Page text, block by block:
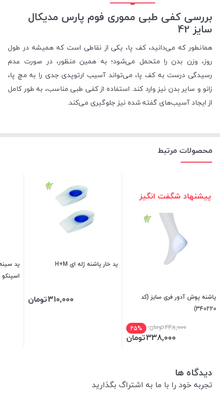
بررسی کفی طبی مموری فوم پارس مدیکال
سایز 42
همانطور که می‌دانید، کف پا، یکی از نقاطی است که همیشه در طول
روز، وزن بدن را متحمل می‌شود؛ به همین منظور، در صورت عدم
رسیدگی درست به کف پا، می‌تواند آسیب ارتوپدی جدی را به مچ پا،
زانو و سایر بدن نیز وارد کند. استفاده از کفی طبی مناسب، به طور کامل
از ایجاد آسیب‌های گفته شده نیز جلوگیری می‌کند.
محصولات مرتبط
پیشنهاد شگفت انگیز
پاشنه پوش آدور فری سایز (کد
340220)
448,000تومان 25%
338,000تومان
پد خار پاشنه ژله ای H+M
310,000تومان
دیدگاه ها
تجربه خود را با ما به اشتراگ بگذارید